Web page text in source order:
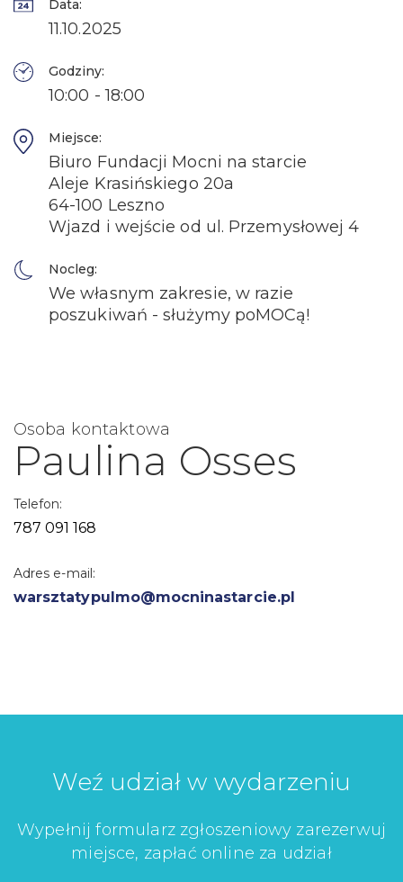
Data:
11.10.2025
Godziny:
10:00 - 18:00
Miejsce:
Biuro Fundacji Mocni na starcie
Aleje Krasińskiego 20a
64-100 Leszno
Wjazd i wejście od ul. Przemysłowej 4
Nocleg:
We własnym zakresie, w razie
poszukiwań - służymy poMOCą!
Osoba kontaktowa
Paulina Osses
Telefon:
787 091 168
Adres e-mail:
warsztatypulmo@mocninastarcie.pl
Weź udział w wydarzeniu
Wypełnij formularz zgłoszeniowy zarezerwuj
miejsce, zapłać online za udział